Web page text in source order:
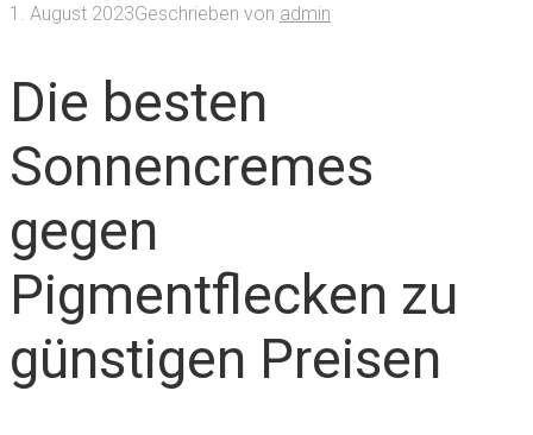
1. August 2023Geschrieben von admin
Die besten
Sonnencremes
gegen
Pigmentflecken zu
günstigen Preisen